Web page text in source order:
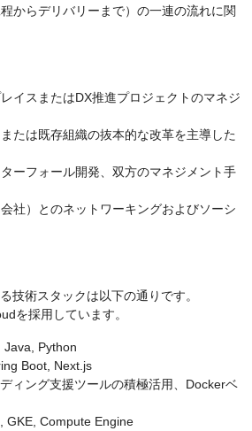
からデリバリーまで）の一連の流れに関
イスまたはDX推進プロジェクトのマネジ
たは既存組織の抜本的な改革を主導した
ーフォール開発、双方のマネジメント手
社）とのネットワーキングおよびソーシ
技術スタックは以下の通りです。
を採用しています。
Java, Python
Boot, Next.js
ィング支援ツールの積極活用、Dockerベ
GKE, Compute Engine